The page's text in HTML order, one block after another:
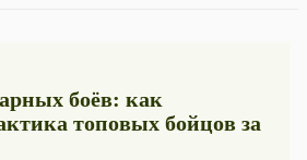
боёв: как
топовых бойцов за